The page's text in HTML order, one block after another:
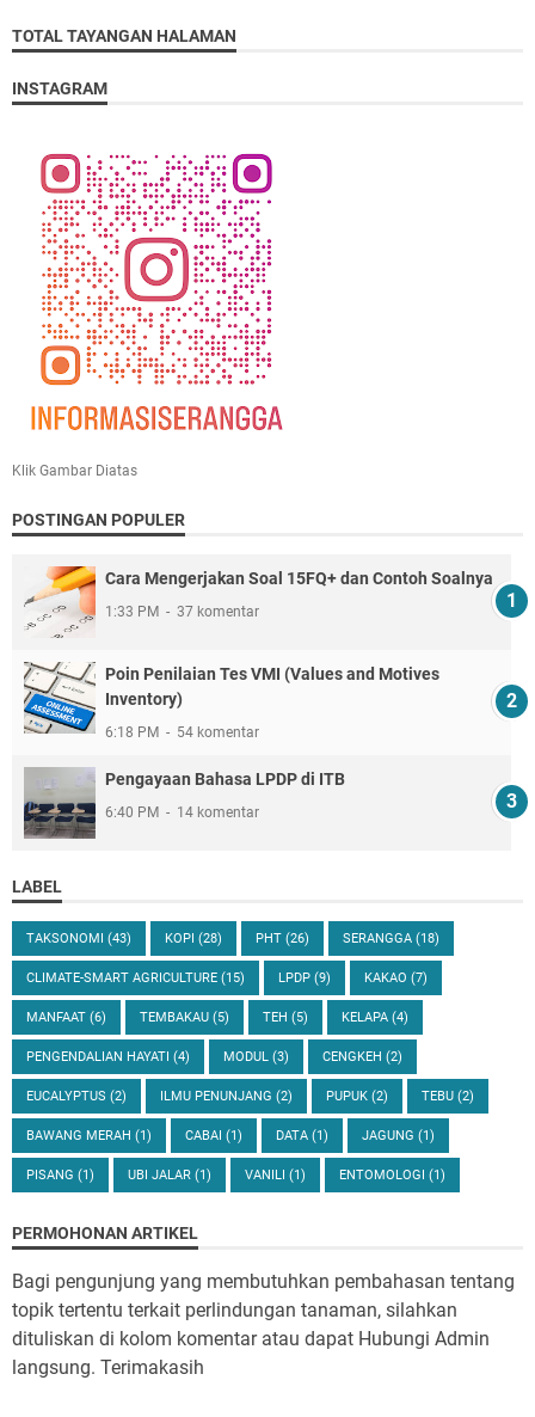
TOTAL TAYANGAN HALAMAN
INSTAGRAM
Klik Gambar Diatas
POSTINGAN POPULER
Cara Mengerjakan Soal 15FQ+ dan Contoh Soalnya
1:33 PM 37 komentar
Poin Penilaian Tes VMI (Values and Motives
Inventory)
6:18 PM 54 komentar
Pengayaan Bahasa LPDP di ITB
6:40 PM 14 komentar
LABEL
TAKSONOMI (43) KOPI (28) PHT (26) SERANGGA (18)
CLIMATE-SMART AGRICULTURE (15) LPDP (9) KAKAO (7)
MANFAAT (6) TEMBAKAU (5) TEH (5) KELAPA (4)
PENGENDALIAN HAYATI (4) MODUL (3) CENGKEH (2)
EUCALYPTUS (2) ILMU PENUNJANG (2) PUPUK (2) TEBU (2)
BAWANG MERAH (1) CABAI (1) DATA (1) JAGUNG (1)
PISANG (1) UBI JALAR (1) VANILI (1) ENTOMOLOGI (1)
PERMOHONAN ARTIKEL
Bagi pengunjung yang membutuhkan pembahasan tentang
topik tertentu terkait perlindungan tanaman, silahkan
dituliskan di kolom komentar atau dapat Hubungi Admin
langsung. Terimakasih